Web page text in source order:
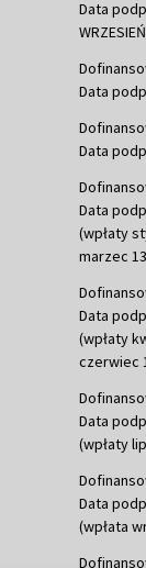
Data
Data
Data
Data
(wpłaty
marzec
Data
(wpłaty
czerwiec
Data
(wpłaty
Data
(wpłata